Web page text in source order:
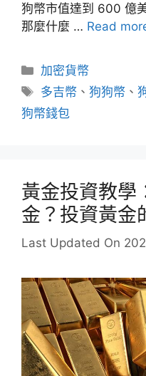
狗幣市值達到 600 億
那麼什麼 … Read
分
類
加密貨幣
標
籤
多吉幣 、狗狗幣 、
狗幣錢包
黃金投資教學
金？投資黃金
Last Updated On